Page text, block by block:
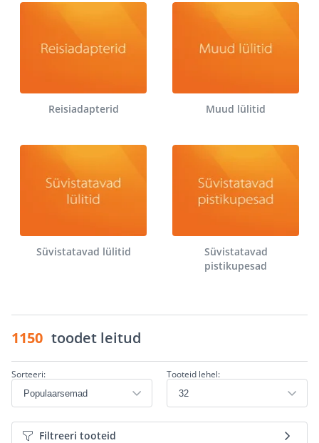
Reisiadapterid Muud lülitid
Süvistatavad lülitid
Süvistatavad
pistikupesad
1150 toodet leitud
Sorteeri: Tooteid lehel:
Filtreeri tooteid